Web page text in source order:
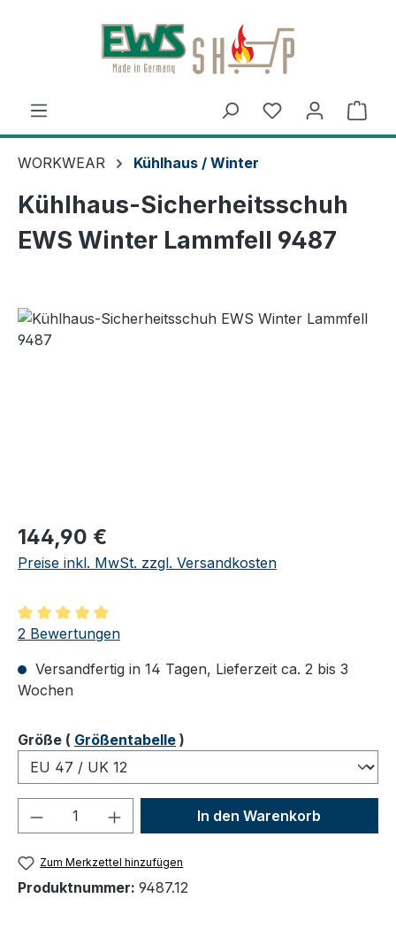
Zum Hauptinhalt springen
WORKWEAR Kühlhaus / Winter
Kühlhaus-Sicherheitsschuh
EWS Winter Lammfell 9487
Regulärer Preis:
144,90 €
Preise inkl. MwSt. zzgl. Versandkosten
Durchschnittliche Bewertung von 5 von 5 Sternen
2 Bewertungen
Versandfertig in 14 Tagen, Lieferzeit ca. 2 bis 3
Wochen
Größeauswählen
( Größentabelle )
Produkt Anzahl: Gib denIn den Warenkorb
Zum Merkzettel hinzufügen
Produktnummer: 9487.12